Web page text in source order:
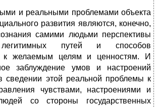
и реальными проблемами объекта
развития являются, конечно,
самими людьми перспективы
путей и способов
к желаемым целям и ценностям. И
заблуждение умов и настроений
сведении этой реальной проблемы к
чувствами, настроениями и
со стороны государственных